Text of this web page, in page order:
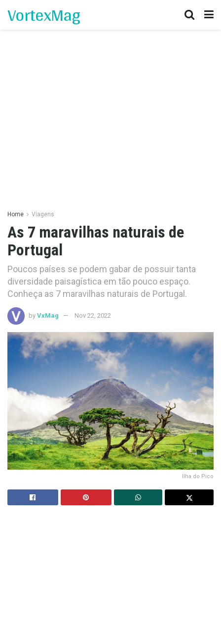
VortexMag
Home Viagens
As 7 maravilhas naturais de
Portugal
Poucos países se podem gabar de possuir tanta
diversidade paisagística em tão pouco espaço.
Conheça as 7 maravilhas naturais de Portugal.
by VxMag Nov 22, 2022
Ilha do Pico